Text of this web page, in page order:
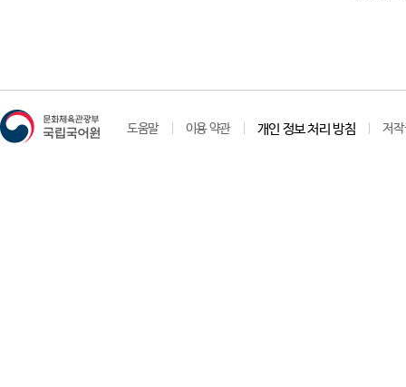
도움말 이용 약관 개인 정보 처리 방침 저